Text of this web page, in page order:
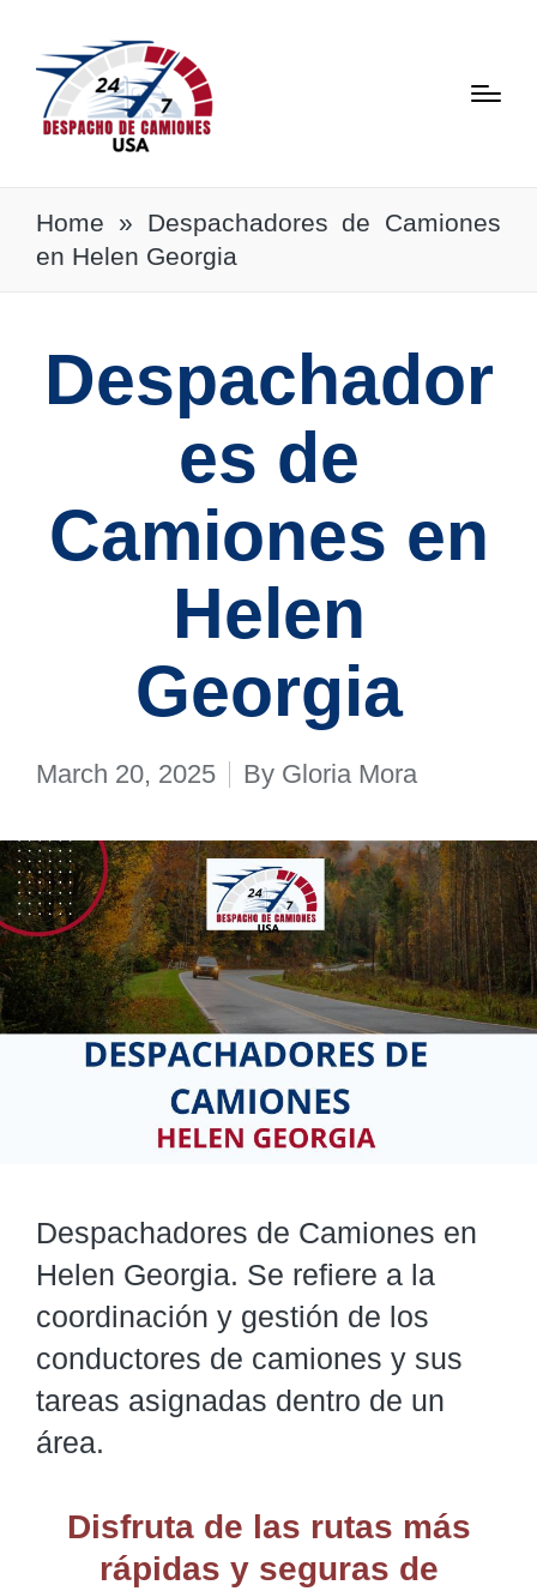
Home » Despachadores de Camiones
en Helen Georgia
Despachador
es de
Camiones en
Helen
Georgia
March 20, 2025
Posted
By Gloria Mora
Despachadores de Camiones en
Helen Georgia. Se refiere a la
coordinación y gestión de los
conductores de camiones y sus
tareas asignadas dentro de un
área.
Disfruta de las rutas más
rápidas y seguras de